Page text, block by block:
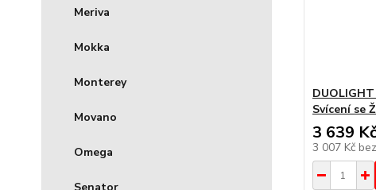
Meriva
Mokka
Monterey
Movano
Omega
Svícení se
3 639 Kč
3 007 Kč